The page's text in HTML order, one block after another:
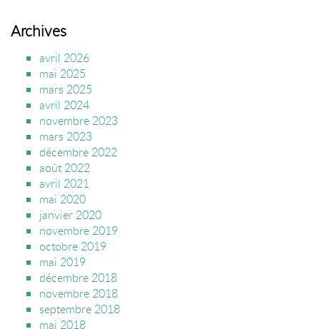
Archives
avril 2026
mai 2025
mars 2025
avril 2024
novembre 2023
mars 2023
décembre 2022
août 2022
avril 2021
mai 2020
janvier 2020
novembre 2019
octobre 2019
mai 2019
décembre 2018
novembre 2018
septembre 2018
mai 2018